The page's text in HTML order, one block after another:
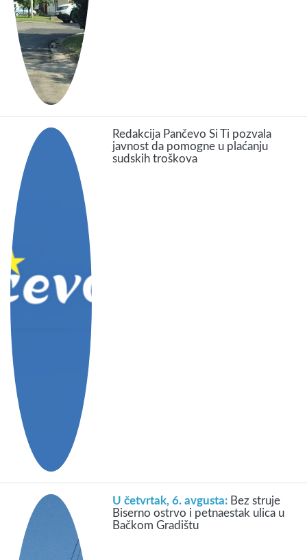
Redakcija Pančevo Si Ti pozvala
javnost da pomogne u plaćanju
sudskih troškova
U četvrtak, 6. avgusta: Bez struje
Biserno ostrvo i petnaestak ulica u
Bačkom Gradištu